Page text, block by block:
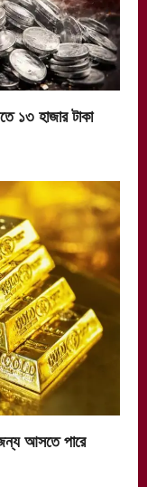
১৩ হাজার টাকা
আসতে পারে